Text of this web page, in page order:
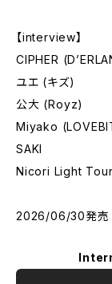
【interview】
CIPHER
ユエ (キズ)
公大 (Royz)
Miyako
SAKI
Nicori Light
2026/06/30発売